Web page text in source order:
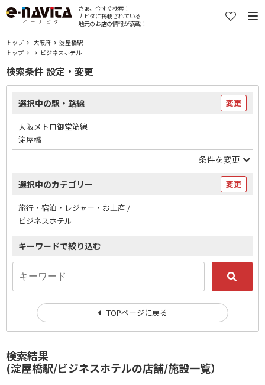
さぁ、今すぐ検索！
ナビタに掲載されている
地元のお店の情報が満載！
トップ 大阪府
淀屋橋駅
トップ
ビジネスホテル
検索結果
(淀屋橋駅/ビジネスホテルの店舗/施設一覧）
検索条件 設定・変更
選択中の駅・路線 変更
大阪メトロ御堂筋線
淀屋橋
条件を変更
選択中のカテゴリー 変更
旅行・宿泊・レジャー・お土産 /
ビジネスホテル
キーワードで絞り込む
TOPページに戻る